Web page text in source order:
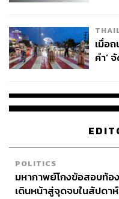
เมื่อ
คำ’
POLITICS
มหากาพย์โกงข้อสอบท้อ
เดินหน้าสู่จุดจบในสัปดา